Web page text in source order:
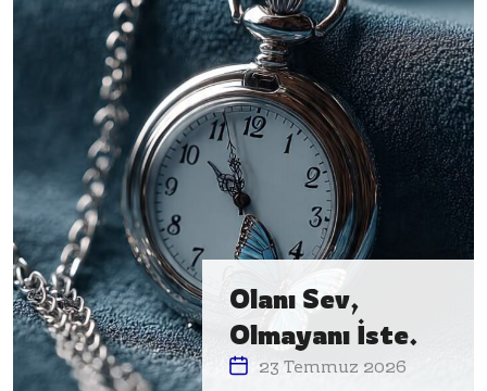
Olanı Sev,
Olmayanı İste.
23 Temmuz 2026